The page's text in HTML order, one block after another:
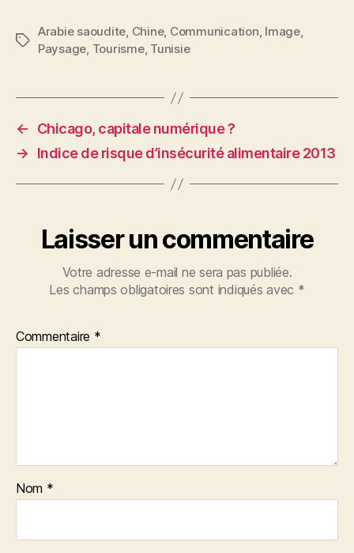
Étiquettes
Arabie saoudite, Chine, Communication, Image,
Paysage, Tourisme, Tunisie
←
Chicago, capitale numérique ?
→
Indice de risque d’insécurité alimentaire 2013
Laisser un commentaire
Votre adresse e-mail ne sera pas publiée.
Les champs obligatoires sont indiqués avec *
Commentaire *
Nom *